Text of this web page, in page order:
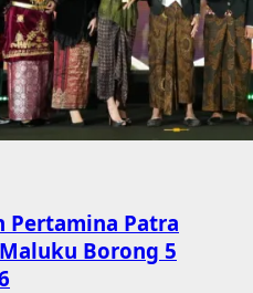
Pertamina Patra
Borong 5